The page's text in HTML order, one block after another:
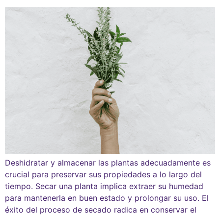
Deshidratar y almacenar las plantas adecuadamente es
crucial para preservar sus propiedades a lo largo del
tiempo. Secar una planta implica extraer su humedad
para mantenerla en buen estado y prolongar su uso. El
éxito del proceso de secado radica en conservar el